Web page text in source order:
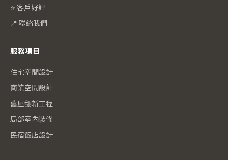
⭐ 客戶好評
📍 聯絡我們
服務項目
住宅空間設計
商業空間設計
舊屋翻新工程
局部室內裝修
民宿飯店設計